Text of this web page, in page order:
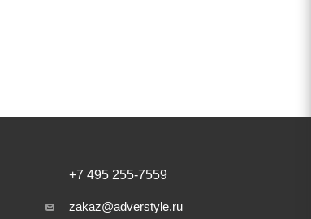
+7 495 255-7559
zakaz@adverstyle.ru